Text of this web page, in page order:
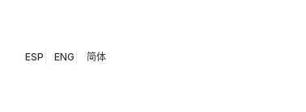
ESP ENG 简体